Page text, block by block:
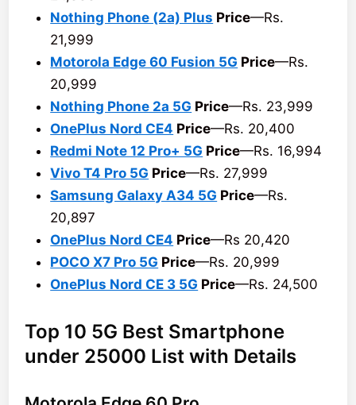
Nothing Phone (2a) Plus Price—Rs.
21,999
Motorola Edge 60 Fusion 5G Price—Rs.
20,999
Nothing Phone 2a 5G Price—Rs. 23,999
OnePlus Nord CE4 Price—Rs. 20,400
Redmi Note 12 Pro+ 5G Price—Rs. 16,994
Vivo T4 Pro 5G Price—Rs. 27,999
Samsung Galaxy A34 5G Price—Rs.
20,897
OnePlus Nord CE4 Price—Rs 20,420
POCO X7 Pro 5G Price—Rs. 20,999
OnePlus Nord CE 3 5G Price—Rs. 24,500
Top 10 5G Best Smartphone
under 25000 List with Details